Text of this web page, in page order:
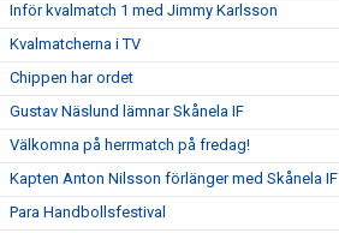
Inför kvalmatch 1 med Jimmy Karlsson
Kvalmatcherna i TV
Chippen har ordet
Gustav Näslund lämnar Skånela IF
Välkomna på herrmatch på fredag!
Kapten Anton Nilsson förlänger med Skånela IF
Para Handbollsfestival